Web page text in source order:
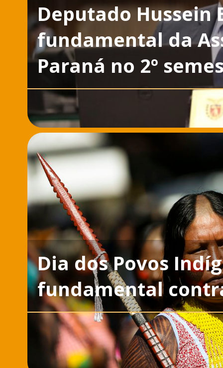
Deputado
fundamental da
Paraná no 2º
Dia dos Povos
fundamental